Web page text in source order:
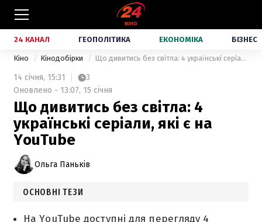
24 КАНАЛ ГЕОПОЛІТИКА ЕКОНОМІКА БІЗНЕС
Кіно Кінодобірки Що дивитись без світла: 4 українські серіали, які є на YouTube
14 січня, 15:31
3
Оновлено - 13:07, 15 січня
Що дивитись без світла: 4
українські серіали, які є на
YouTube
Ольга Паньків
ОСНОВНІ ТЕЗИ
На YouTube доступні для перегляду 4